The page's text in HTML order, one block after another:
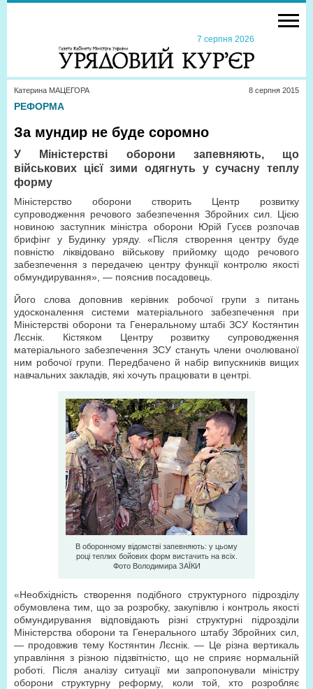
7 серпня 2026
Катерина МАЦЕГОРА 8 серпня 2015
РЕФОРМА
За мундир не буде соромно
У Міністерстві оборони запевняють, що
військових цієї зими одягнуть у сучасну теплу
форму
Міністерство оборони створить Центр розвитку
супроводження речового забезпечення Збройних сил. Цією
новиною заступник міністра оборони Юрій Гусєв розпочав
брифінг у Будинку уряду. «Після створення центру буде
повністю ліквідовано військову прийомку щодо речового
забезпечення з передачею центру функції контролю якості
обмундирування», — пояснив посадовець.
Його слова доповнив керівник робочої групи з питань
удосконалення системи матеріального забезпечення при
Міністерстві оборони та Генеральному штабі ЗСУ Костянтин
Лєснік. Кістяком Центру розвитку супроводження
матеріального забезпечення ЗСУ стануть члени очолюваної
ним робочої групи. Передбачено й набір випускників вищих
навчальних закладів, які хочуть працювати в центрі.
В оборонному відомстві запевняють: у цьому
році теплих бойових форм вистачить на всіх.
Фото Володимира ЗAЇКИ
«Необхідність створення подібного структурного підрозділу
обумовлена тим, що за розробку, закупівлю і контроль якості
обмундирування відповідають різні структурні підрозділи
Міністерства оборони та Генерального штабу Збройних сил,
— продовжив тему Костянтин Лєснік. — Це різна вертикаль
управління з різною підзвітністю, що не сприяє нормальній
роботі. Після аналізу ситуації ми запропонували міністру
оборони структурну реформу, коли той, хто розробляє